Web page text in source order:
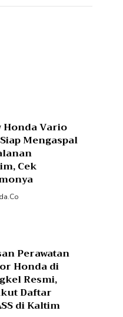
Honda Vario
Mengaspal
Cek
Perawatan
Honda di
Resmi,
Daftar
di Kaltim